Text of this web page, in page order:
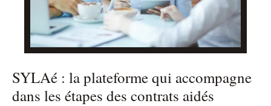
SYLAé : la plateforme qui accompagne
dans les étapes des contrats aidés